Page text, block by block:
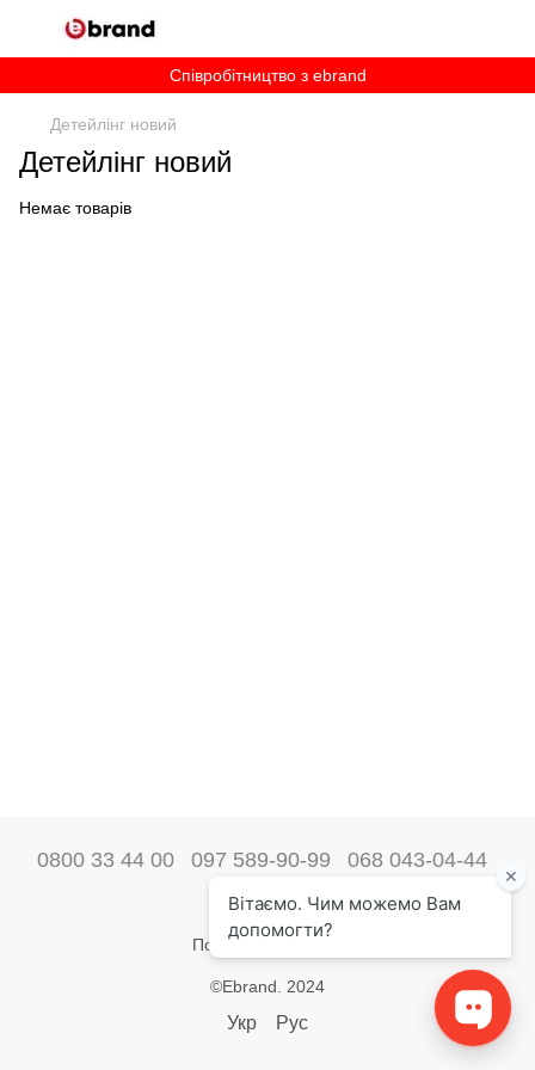
Співробітництво з ebrand
Детейлінг новий
Детейлінг новий
Немає товарів
0800 33 44 00 097 589-90-99 068 043-04-44
Наші контакти
Повна версія сайту
©Ebrand. 2024
Укр Рус